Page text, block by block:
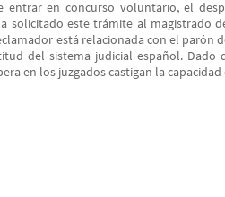
entrar en concurso voluntario, el
solicitado este trámite al magistrado
está relacionada con el
del sistema judicial español.
en los juzgados castigan la